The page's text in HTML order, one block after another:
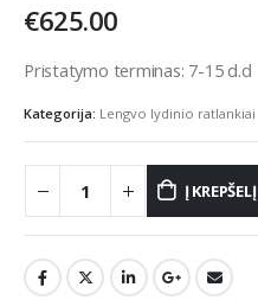
€625.00
Pristatymo terminas: 7-15 d.d
Kategorija: Lengvo lydinio ratlankiai
Į KREPŠELĮ